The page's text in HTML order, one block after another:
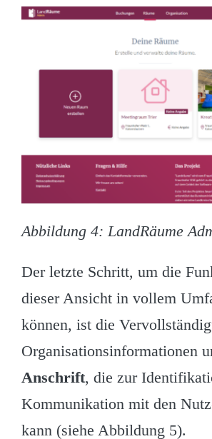
Abbildung 4: LandRäume
Der letzte Schritt, um die
dieser Ansicht in vollem
können, ist die
Organisationsinformationen
Anschrift, die zur
Kommunikation mit den
kann (siehe Abbildung 5).